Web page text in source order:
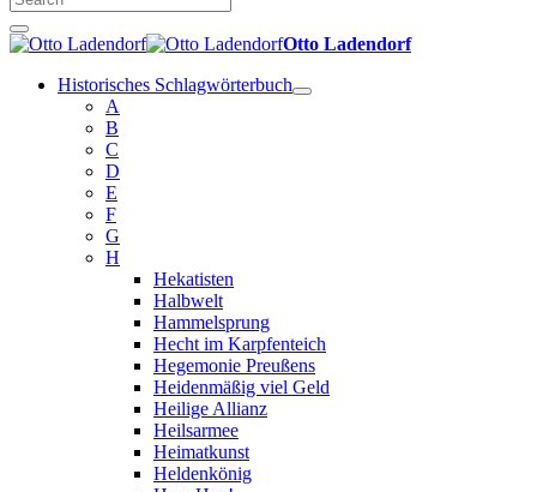
Otto Ladendorf
Historisches Schlagwörterbuch
A
B
C
D
E
F
G
H
Hekatisten
Halbwelt
Hammelsprung
Hecht im Karpfenteich
Hegemonie Preußens
Heidenmäßig viel Geld
Heilige Allianz
Heilsarmee
Heimatkunst
Heldenkönig